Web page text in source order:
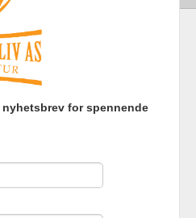
Sikkerhet og personvern
920903363
kjøpsopplevelse og
for spennende